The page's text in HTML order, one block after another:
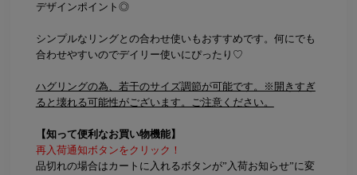
デザインポイント◎
シンプルなリングとの合わせ使いもおすすめです。何にでも
合わせやすいのでデイリー使いにぴったり♡
ハグリングの為、若干のサイズ調節が可能です。※開きすぎ
ると壊れる可能性がございます。ご注意ください。
【知って便利なお買い物機能】
再入荷通知ボタンをクリック！
品切れの場合はカートに入れるボタンが”入荷お知らせ”に変